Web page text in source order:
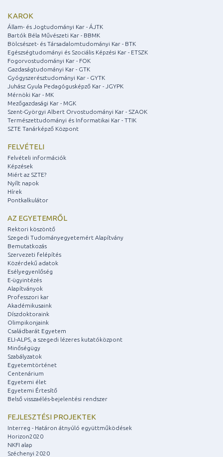
KAROK
Állam- és Jogtudományi Kar - ÁJTK
Bartók Béla Művészeti Kar - BBMK
Bölcsészet- és Társadalomtudományi Kar - BTK
Egészségtudományi és Szociális Képzési Kar - ETSZK
Fogorvostudományi Kar - FOK
Gazdaságtudományi Kar - GTK
Gyógyszerésztudományi Kar - GYTK
Juhász Gyula Pedagógusképző Kar - JGYPK
Mérnöki Kar - MK
Mezőgazdasági Kar - MGK
Szent-Györgyi Albert Orvostudományi Kar - SZAOK
Természettudományi és Informatikai Kar - TTIK
SZTE Tanárképző Központ
FELVÉTELI
Felvételi információk
Képzések
Miért az SZTE?
Nyílt napok
Hírek
Pontkalkulátor
AZ EGYETEMRŐL
Rektori köszöntő
Szegedi Tudományegyetemért Alapítvány
Bemutatkozás
Szervezeti felépítés
Közérdekű adatok
Esélyegyenlőség
E-ügyintézés
Alapítványok
Professzori kar
Akadémikusaink
Díszdoktoraink
Olimpikonjaink
Családbarát Egyetem
ELI-ALPS, a szegedi lézeres kutatóközpont
Minőségügy
Szabályzatok
Egyetemtörténet
Centenárium
Egyetemi élet
Egyetemi Értesítő
Belső visszaélés-bejelentési rendszer
FEJLESZTÉSI PROJEKTEK
Interreg - Határon átnyúló együttműködések
Horizon2020
NKFI alap
Széchenyi 2020